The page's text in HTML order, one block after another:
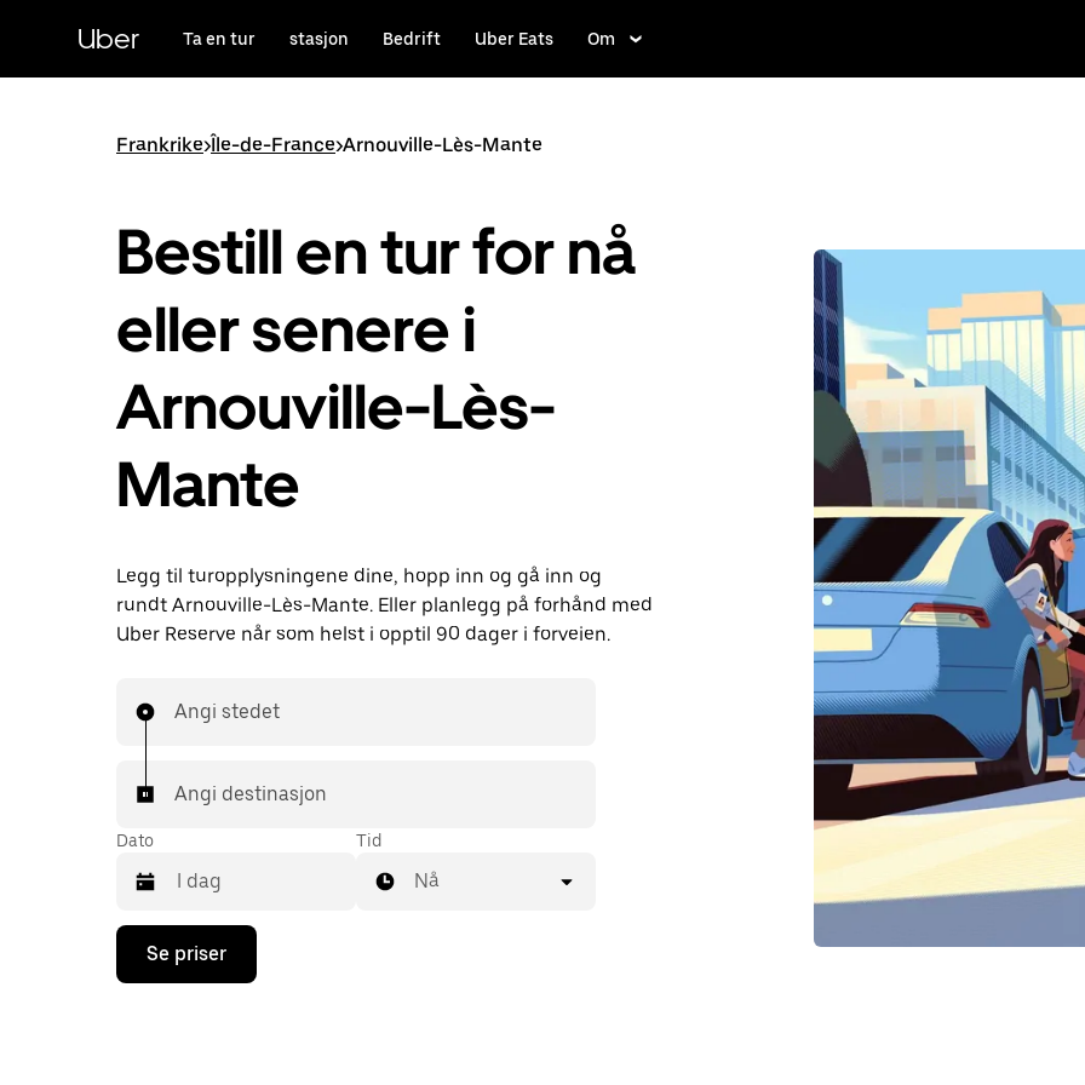
hovedinnholdet
Uber Ta en tur stasjon Bedrift Uber Eats Om
Frankrike>Île-de-France>Arnouville-Lès-Mante
Bestill en tur for nå
eller senere i
Arnouville-Lès-
Mante
Legg til turopplysningene dine, hopp inn og gå inn og
rundt Arnouville-Lès-Mante. Eller planlegg på forhånd med
Uber Reserve når som helst i opptil 90 dager i forveien.
Angi stedet
Angi destinasjon
Dato
Trykk
piltast
Tid
Nå
Se priser